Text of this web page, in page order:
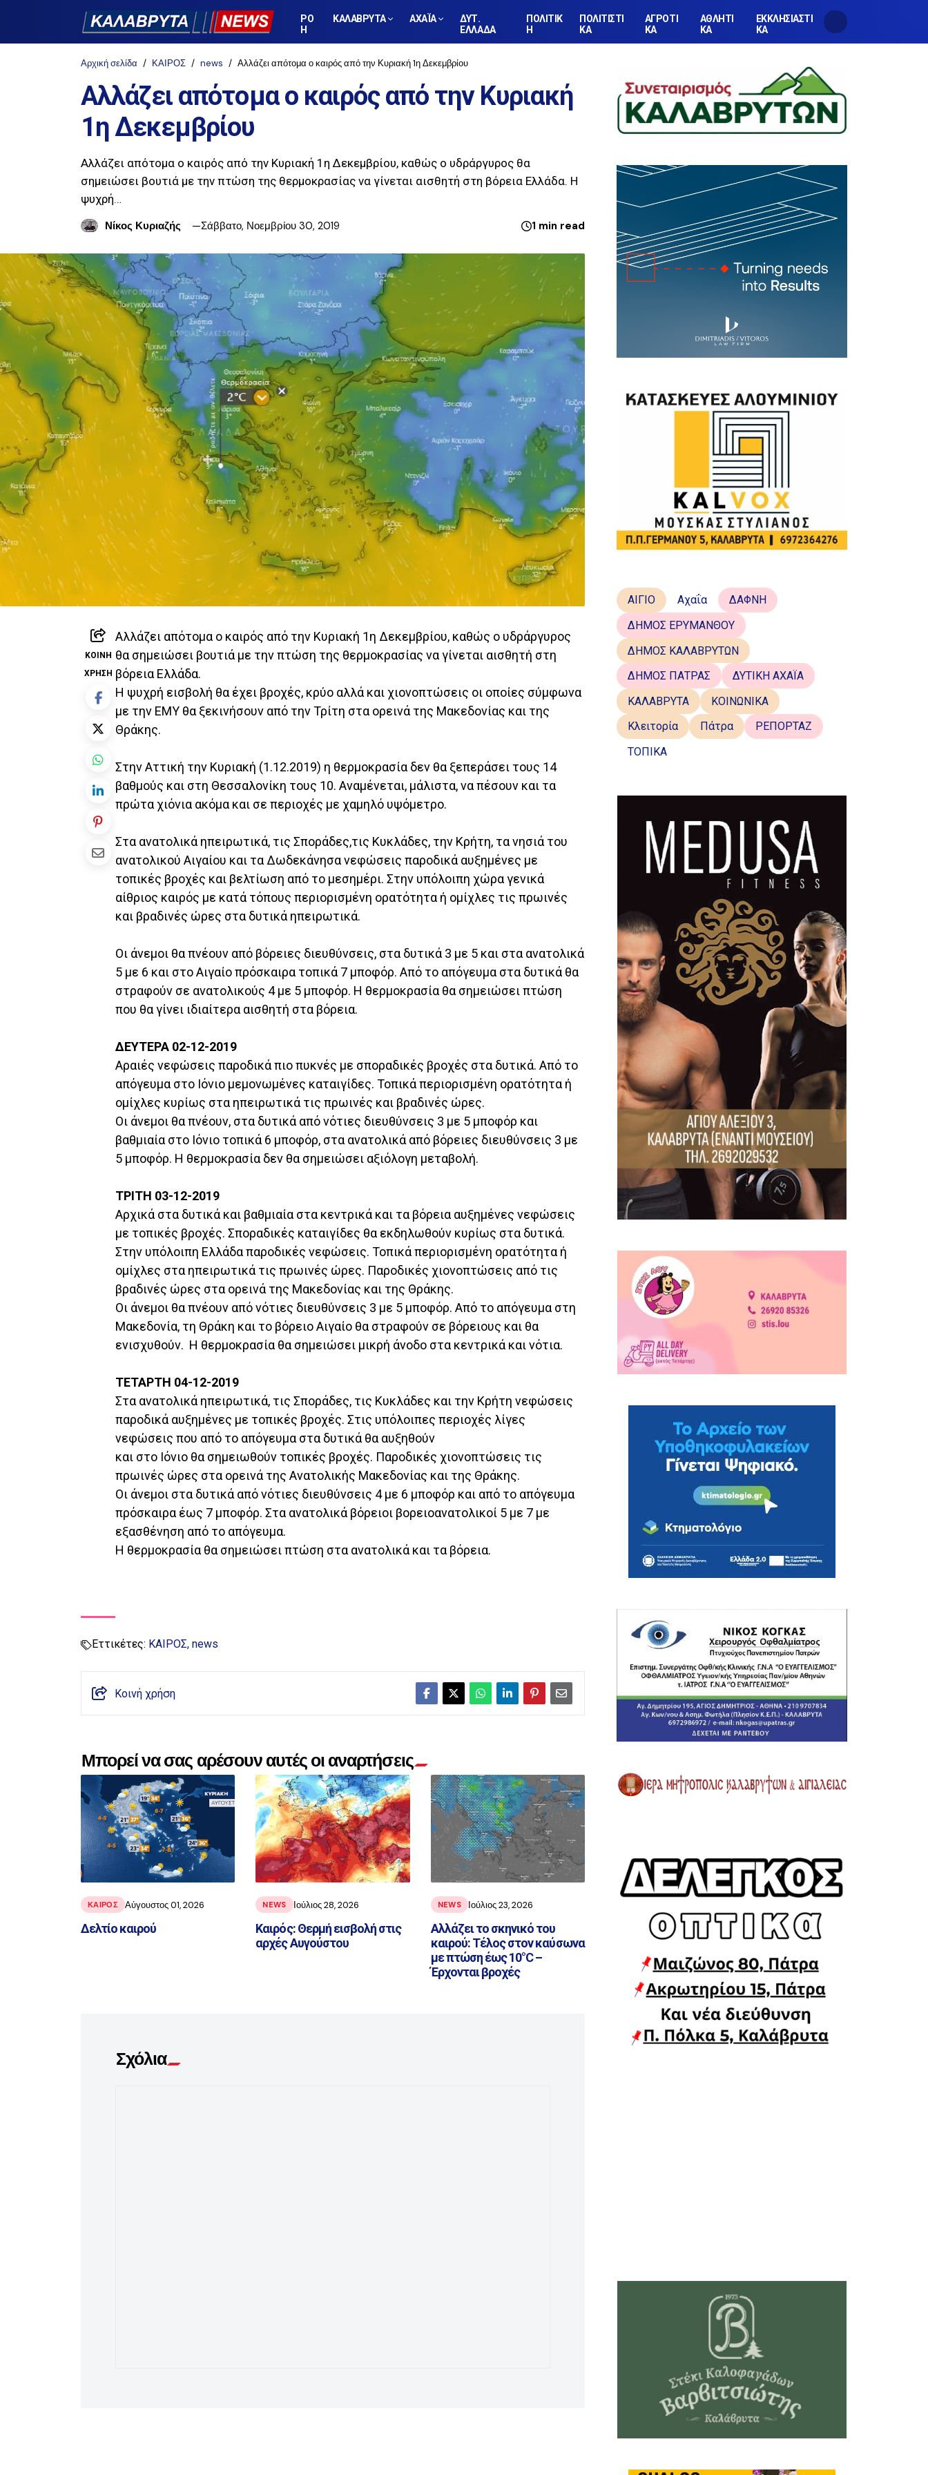
ΡΟ
Η
ΚΑΛΑΒΡΥΤΑ ΑΧΑΪΑ
ΔΥΤ.
ΕΛΛΑΔΑ
ΠΟΛΙΤΙΚ
Η
ΠΟΛΙΤΙΣΤΙ
ΚΑ
ΑΓΡΟΤΙ
ΚΑ
ΑΘΛΗΤΙ
ΚΑ
ΕΚΚΛΗΣΙΑΣΤΙ
ΚΑ
Αρχική σελίδα ΚΑΙΡΟΣ news Αλλάζει απότομα ο καιρός από την Κυριακή 1η Δεκεμβρίου
Αλλάζει απότομα ο καιρός από την Κυριακή
1η Δεκεμβρίου
Αλλάζει απότομα ο καιρός από την Κυριακή 1η Δεκεμβρίου, καθώς ο υδράργυρος θα
σημειώσει βουτιά με την πτώση της θερμοκρασίας να γίνεται αισθητή στη βόρεια Ελλάδα. Η
ψυχρή…
Νίκος Κυριαζής
Σάββατο, Νοεμβρίου 30, 2019 1 min read
ΚΟΙΝΉ
ΧΡΉΣΗ
Αλλάζει απότομα ο καιρός από την Κυριακή 1η Δεκεμβρίου, καθώς ο υδράργυρος
θα σημειώσει βουτιά με την πτώση της θερμοκρασίας να γίνεται αισθητή στη
βόρεια Ελλάδα.
Η ψυχρή εισβολή θα έχει βροχές, κρύο αλλά και χιονοπτώσεις οι οποίες σύμφωνα
με την ΕΜΥ θα ξεκινήσουν από την Τρίτη στα ορεινά της Μακεδονίας και της
Θράκης.
Στην Αττική την Κυριακή (1.12.2019) η θερμοκρασία δεν θα ξεπεράσει τους 14
βαθμούς και στη Θεσσαλονίκη τους 10. Αναμένεται, μάλιστα, να πέσουν και τα
πρώτα χιόνια ακόμα και σε περιοχές με χαμηλό υψόμετρο.
Στα ανατολικά ηπειρωτικά, τις Σποράδες,τις Κυκλάδες, την Κρήτη, τα νησιά του
ανατολικού Αιγαίου και τα Δωδεκάνησα νεφώσεις παροδικά αυξημένες με
τοπικές βροχές και βελτίωση από το μεσημέρι. Στην υπόλοιπη χώρα γενικά
αίθριος καιρός με κατά τόπους περιορισμένη ορατότητα ή ομίχλες τις πρωινές
και βραδινές ώρες στα δυτικά ηπειρωτικά.
Οι άνεμοι θα πνέουν από βόρειες διευθύνσεις, στα δυτικά 3 με 5 και στα ανατολικά
5 με 6 και στο Αιγαίο πρόσκαιρα τοπικά 7 μποφόρ. Από το απόγευμα στα δυτικά θα
στραφούν σε ανατολικούς 4 με 5 μποφόρ. Η θερμοκρασία θα σημειώσει πτώση
που θα γίνει ιδιαίτερα αισθητή στα βόρεια.
ΔΕΥΤΕΡΑ 02-12-2019
Αραιές νεφώσεις παροδικά πιο πυκνές με σποραδικές βροχές στα δυτικά. Από το
απόγευμα στο Ιόνιο μεμονωμένες καταιγίδες. Τοπικά περιορισμένη ορατότητα ή
ομίχλες κυρίως στα ηπειρωτικά τις πρωινές και βραδινές ώρες.
Οι άνεμοι θα πνέουν, στα δυτικά από νότιες διευθύνσεις 3 με 5 μποφόρ και
βαθμιαία στο Ιόνιο τοπικά 6 μποφόρ, στα ανατολικά από βόρειες διευθύνσεις 3 με
5 μποφόρ. Η θερμοκρασία δεν θα σημειώσει αξιόλογη μεταβολή.
ΤΡΙΤΗ 03-12-2019
Αρχικά στα δυτικά και βαθμιαία στα κεντρικά και τα βόρεια αυξημένες νεφώσεις
με τοπικές βροχές. Σποραδικές καταιγίδες θα εκδηλωθούν κυρίως στα δυτικά.
Στην υπόλοιπη Ελλάδα παροδικές νεφώσεις. Τοπικά περιορισμένη ορατότητα ή
ομίχλες στα ηπειρωτικά τις πρωινές ώρες. Παροδικές χιονοπτώσεις από τις
βραδινές ώρες στα ορεινά της Μακεδονίας και της Θράκης.
Οι άνεμοι θα πνέουν από νότιες διευθύνσεις 3 με 5 μποφόρ. Από το απόγευμα στη
Μακεδονία, τη Θράκη και το βόρειο Αιγαίο θα στραφούν σε βόρειους και θα
ενισχυθούν. Η θερμοκρασία θα σημειώσει μικρή άνοδο στα κεντρικά και νότια.
ΤΕΤΑΡΤΗ 04-12-2019
Στα ανατολικά ηπειρωτικά, τις Σποράδες, τις Κυκλάδες και την Κρήτη νεφώσεις
παροδικά αυξημένες με τοπικές βροχές. Στις υπόλοιπες περιοχές λίγες
νεφώσεις που από το απόγευμα στα δυτικά θα αυξηθούν
και στο Ιόνιο θα σημειωθούν τοπικές βροχές. Παροδικές χιονοπτώσεις τις
πρωινές ώρες στα ορεινά της Ανατολικής Μακεδονίας και της Θράκης.
Οι άνεμοι στα δυτικά από νότιες διευθύνσεις 4 με 6 μποφόρ και από το απόγευμα
πρόσκαιρα έως 7 μποφόρ. Στα ανατολικά βόρειοι βορειοανατολικοί 5 με 7 με
εξασθένηση από το απόγευμα.
Η θερμοκρασία θα σημειώσει πτώση στα ανατολικά και τα βόρεια.
Εττικέτες: ΚΑΙΡΟΣ news
Κοινή χρήση
Μπορεί να σας αρέσουν αυτές οι αναρτήσεις
ΚΑΙΡΟΣ Αύγουστος 01, 2026
Δελτίο καιρού
NEWS Ιούλιος 28, 2026
Καιρός: Θερμή εισβολή στις
αρχές Αυγούστου
NEWS Ιούλιος 23, 2026
Αλλάζει το σκηνικό του
καιρού: Τέλος στον καύσωνα
με πτώση έως 10°C –
Έρχονται βροχές
Σχόλια
ΑΙΓΙΟ Αχαΐα
ΔΑΦΝΗ
ΔΗΜΟΣ ΕΡΥΜΑΝΘΟΥ
ΔΗΜΟΣ ΚΑΛΑΒΡΥΤΩΝ
ΔΗΜΟΣ ΠΑΤΡΑΣ
ΔΥΤΙΚΗ ΑΧΑΪΑ
ΚΑΛΑΒΡΥΤΑ
ΚΟΙΝΩΝΙΚΑ
Κλειτορία
Πάτρα
ΡΕΠΟΡΤΑΖ
ΤΟΠΙΚΑ